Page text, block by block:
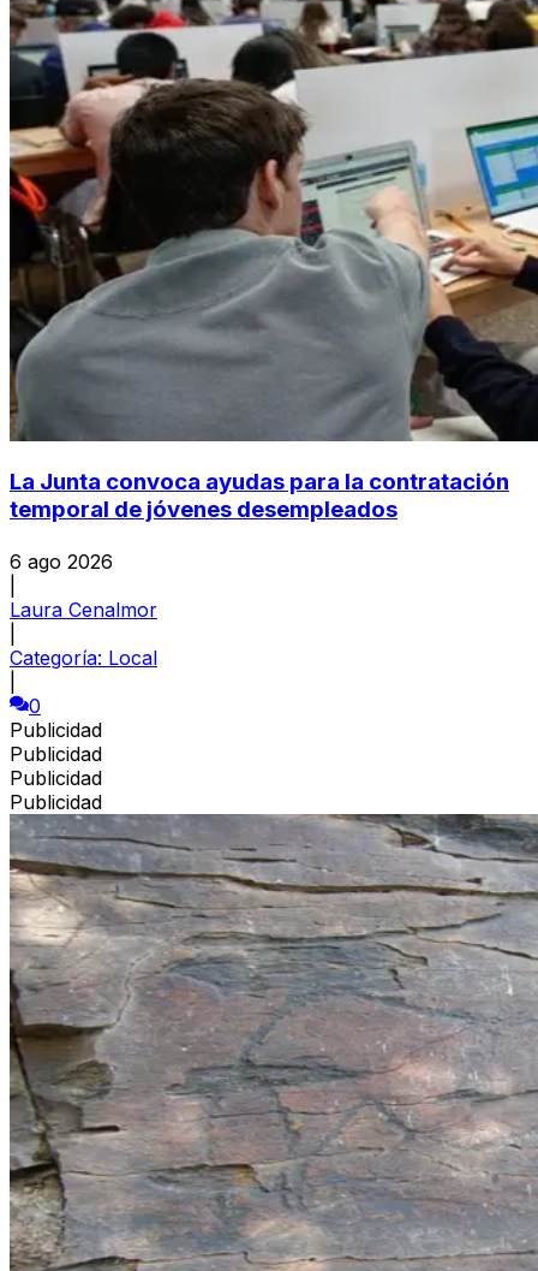
La Junta convoca ayudas para la contratación
temporal de jóvenes desempleados
6 ago 2026
Laura Cenalmor
Categoría: Local
0
Publicidad
Publicidad
Publicidad
Publicidad